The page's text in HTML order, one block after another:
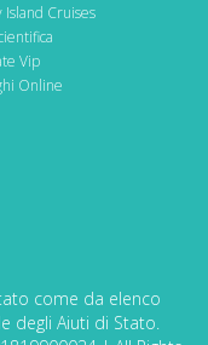
Island Cruises
Vip
Online
come da elenco
degli Aiuti di Stato.